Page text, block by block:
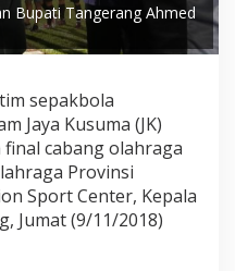
Bupati Tangerang Ahmed
sepakbola
Jaya Kusuma (JK)
cabang olahraga
Provinsi
Sport Center, Kepala
Jumat (9/11/2018)